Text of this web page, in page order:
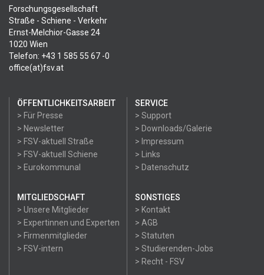
Forschungsgesellschaft
Straße - Schiene - Verkehr
Ernst-Melchior-Gasse 24
1020 Wien
Telefon: +43 1 585 55 67 -0
office(at)fsv.at
ÖFFENTLICHKEITSARBEIT
> Für Presse
> Newsletter
> FSV-aktuell Straße
> FSV-aktuell Schiene
> Eurokommunal
SERVICE
> Support
> Downloads/Galerie
> Impressum
> Links
> Datenschutz
MITGLIEDSCHAFT
> Unsere Mitglieder
> Expertinnen und Experten
> Firmenmitglieder
> FSV-intern
SONSTIGES
> Kontakt
> AGB
> Statuten
> Studierenden-Jobs
> Recht - FSV